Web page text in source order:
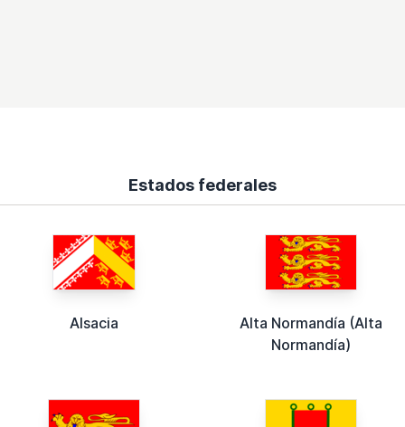
Estados federales
Alsacia
Alta Normandía (Alta
Normandía)